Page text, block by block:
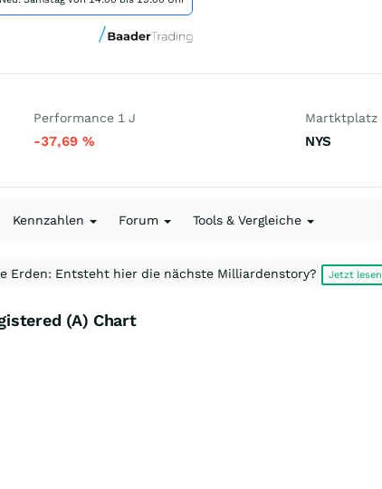
Performance 1 J
-37,69 %
Martktplatz
NYS
Kennzahlen Forum Tools & Vergleiche
Erden: Entsteht hier die nächste Milliardenstory? Jetzt lesen
(A) Chart